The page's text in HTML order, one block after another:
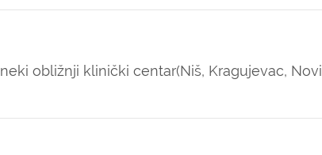
obližnji klinički centar(Niš, Kragujevac, Novi